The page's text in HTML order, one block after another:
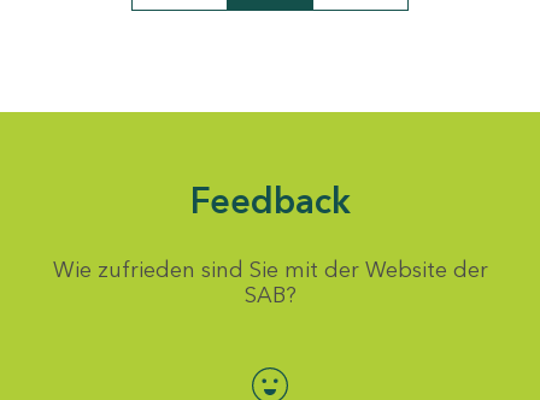
Feedback
Wie zufrieden sind Sie mit der Website der
SAB?
Bewertung auswählen